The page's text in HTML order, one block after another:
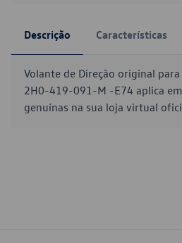
Descrição Características
Volante de Direção original
2H0-419-091-M -E74 aplica
genuínas na sua loja virtual